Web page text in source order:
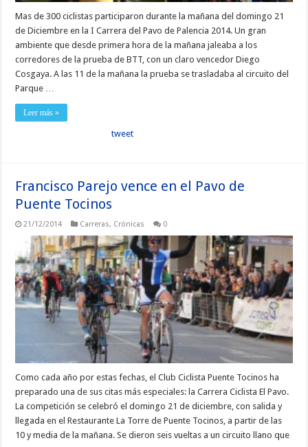
Mas de 300 ciclistas participaron durante la mañana del domingo 21
de Diciembre en la I Carrera del Pavo de Palencia 2014. Un gran
ambiente que desde primera hora de la mañana jaleaba a los
corredores de la prueba de BTT, con un claro vencedor Diego
Cosgaya. A las 11 de la mañana la prueba se trasladaba al circuito del
Parque …
Leer más »
tweet
Francisco Parejo vence en el Pavo de
Puente Tocinos
21/12/2014 Carreras, Crónicas 0
Como cada año por estas fechas, el Club Ciclista Puente Tocinos ha
preparado una de sus citas más especiales: la Carrera Ciclista El Pavo.
La competición se celebró el domingo 21 de diciembre, con salida y
llegada en el Restaurante La Torre de Puente Tocinos, a partir de las
10 y media de la mañana. Se dieron seis vueltas a un circuito llano que